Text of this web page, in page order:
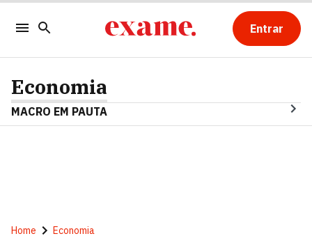
Entrar
Economia
MACRO EM PAUTA
Home Economia